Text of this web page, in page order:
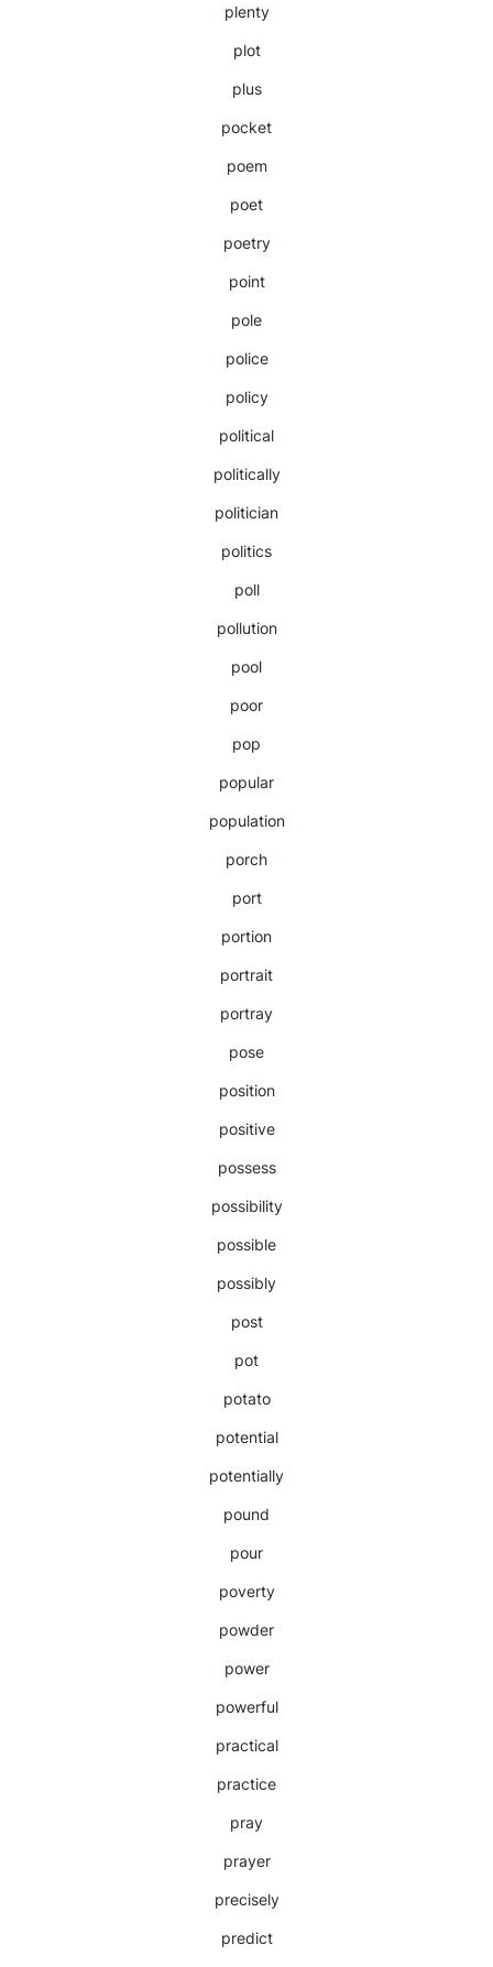
plenty
plot
plus
pocket
poem
poet
poetry
point
pole
police
policy
political
politically
politician
politics
poll
pollution
pool
poor
pop
popular
population
porch
port
portion
portrait
portray
pose
position
positive
possess
possibility
possible
possibly
post
pot
potato
potential
potentially
pound
pour
poverty
powder
power
powerful
practical
practice
pray
prayer
precisely
predict